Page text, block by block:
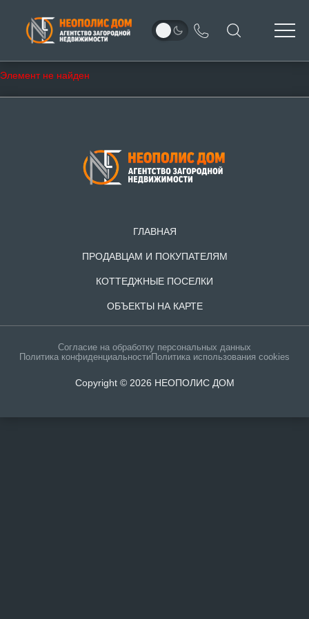
Элемент не найден
ГЛАВНАЯ
ПРОДАВЦАМ И ПОКУПАТЕЛЯМ
КОТТЕДЖНЫЕ ПОСЕЛКИ
ОБЪЕКТЫ НА КАРТЕ
Согласие на обработку персональных данных
Политика конфиденциальностиПолитика использования cookies
Copyright © 2026 НЕОПОЛИС ДОМ